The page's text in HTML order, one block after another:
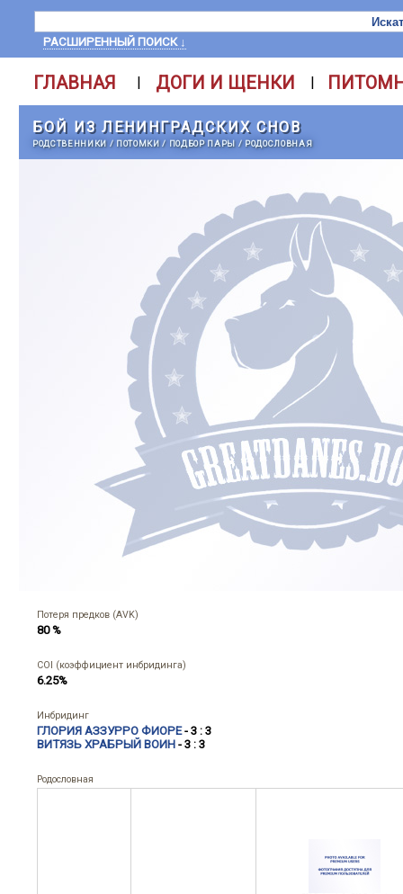
РАСШИРЕННЫЙ ПОИСК ↓
ГЛАВНАЯ | ДОГИ И ЩЕНКИ |
БОЙ ИЗ ЛЕНИНГРАДСКИХ СНОВ
РОДСТВЕННИКИ / ПОТОМКИ/ ПОДБОР ПАРЫ / РОДОСЛОВНАЯ
Потеря предков (AVK)
80 %
COI (коэффициент инбридинга)
6.25%
Инбридинг
ГЛОРИЯ АЗЗУРРО ФИОРЕ- 3 : 3
ВИТЯЗЬ ХРАБРЫЙ ВОИН - 3 : 3
Родословная